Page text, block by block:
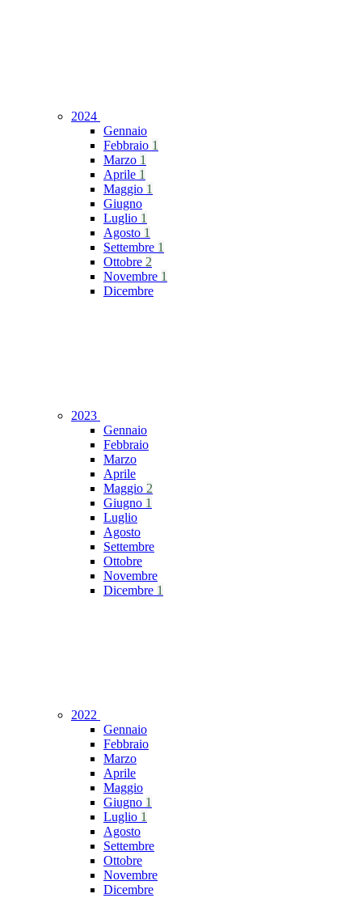
2024
Gennaio
Febbraio 1
Marzo 1
Aprile 1
Maggio 1
Giugno
Luglio 1
Agosto 1
Settembre 1
Ottobre 2
Novembre 1
Dicembre
2023
Gennaio
Febbraio
Marzo
Aprile
Maggio 2
Giugno 1
Luglio
Agosto
Settembre
Ottobre
Novembre
Dicembre 1
2022
Gennaio
Febbraio
Marzo
Aprile
Maggio
Giugno 1
Luglio 1
Agosto
Settembre
Ottobre
Novembre
Dicembre